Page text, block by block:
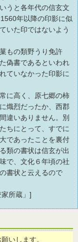
うと各年代の信玄文
年以降の印影に似
いた印ではないよう
もの類野うり免許
偽書であるといわれ
ていなかった印影に
に高く、原七郷の柿
熾烈だったか、西郡
違いありません。別
ちにとって、すでに
であったことを裏付
類の書状は信玄が出
で、文化６年頃の社
書状と云えるので
所蔵」]
いします。